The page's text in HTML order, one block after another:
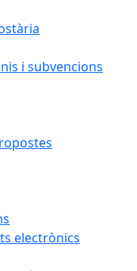
i subvencions
electrònics